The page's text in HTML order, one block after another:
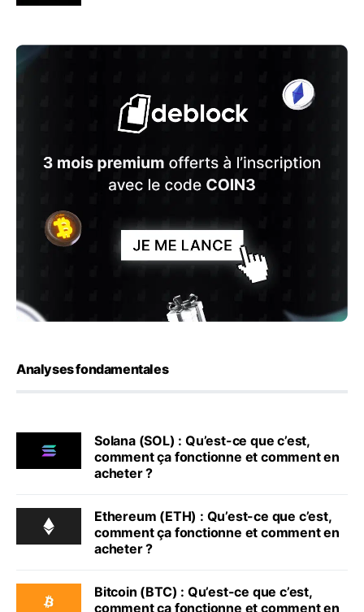
Analyses fondamentales
Solana (SOL) : Qu’est-ce que c’est,
comment ça fonctionne et comment en
acheter ?
Ethereum (ETH) : Qu’est-ce que c’est,
comment ça fonctionne et comment en
acheter ?
Bitcoin (BTC) : Qu’est-ce que c’est,
comment ça fonctionne et comment en